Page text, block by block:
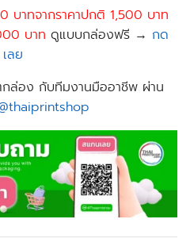
บาทจากราคาปกติ 1,500 บาท
บาท ดูแบบกล่องฟรี → กด
เลย
ล่อง กับทีมงานมืออาชีพ ผ่าน